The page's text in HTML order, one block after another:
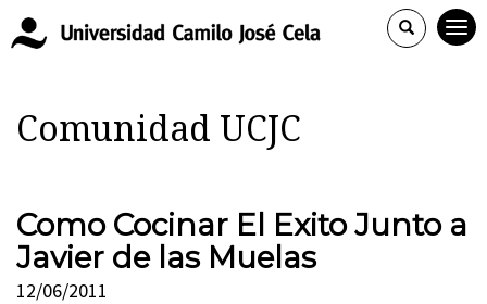
Comunidad UCJC
Como Cocinar El Exito Junto a
Javier de las Muelas
12/06/2011